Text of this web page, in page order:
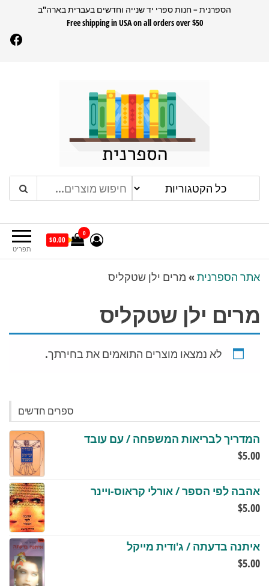
הספרנית – חנות ספרי יד שנייה וחדשים בעברית בארה"ב
Free shipping in USA on all orders over $50
הספרנית
תפריט
0
$0.00
אתר הספרנית » מרים ילן שטקליס
מרים ילן שטקליס
לא נמצאו מוצרים התואמים את בחירתך.
ספרים חדשים
המדריך לבריאות המשפחה / עם עובד
$5.00
אהבה לפי הספר / אורלי קראוס-ויינר
$5.00
איתנה בדעתה / ג'ודית מייקל
$5.00